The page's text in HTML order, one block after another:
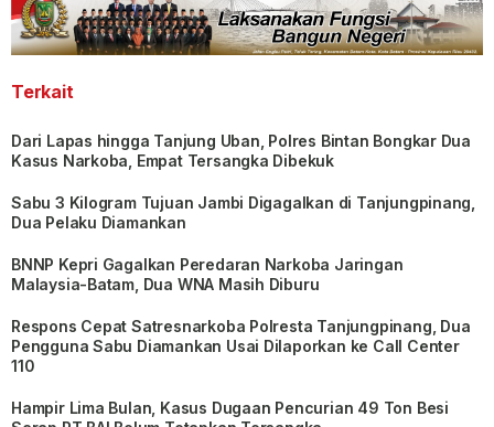
Terkait
Dari Lapas hingga Tanjung Uban, Polres Bintan Bongkar Dua
Kasus Narkoba, Empat Tersangka Dibekuk
Sabu 3 Kilogram Tujuan Jambi Digagalkan di Tanjungpinang,
Dua Pelaku Diamankan
BNNP Kepri Gagalkan Peredaran Narkoba Jaringan
Malaysia-Batam, Dua WNA Masih Diburu
Respons Cepat Satresnarkoba Polresta Tanjungpinang, Dua
Pengguna Sabu Diamankan Usai Dilaporkan ke Call Center
110
Hampir Lima Bulan, Kasus Dugaan Pencurian 49 Ton Besi